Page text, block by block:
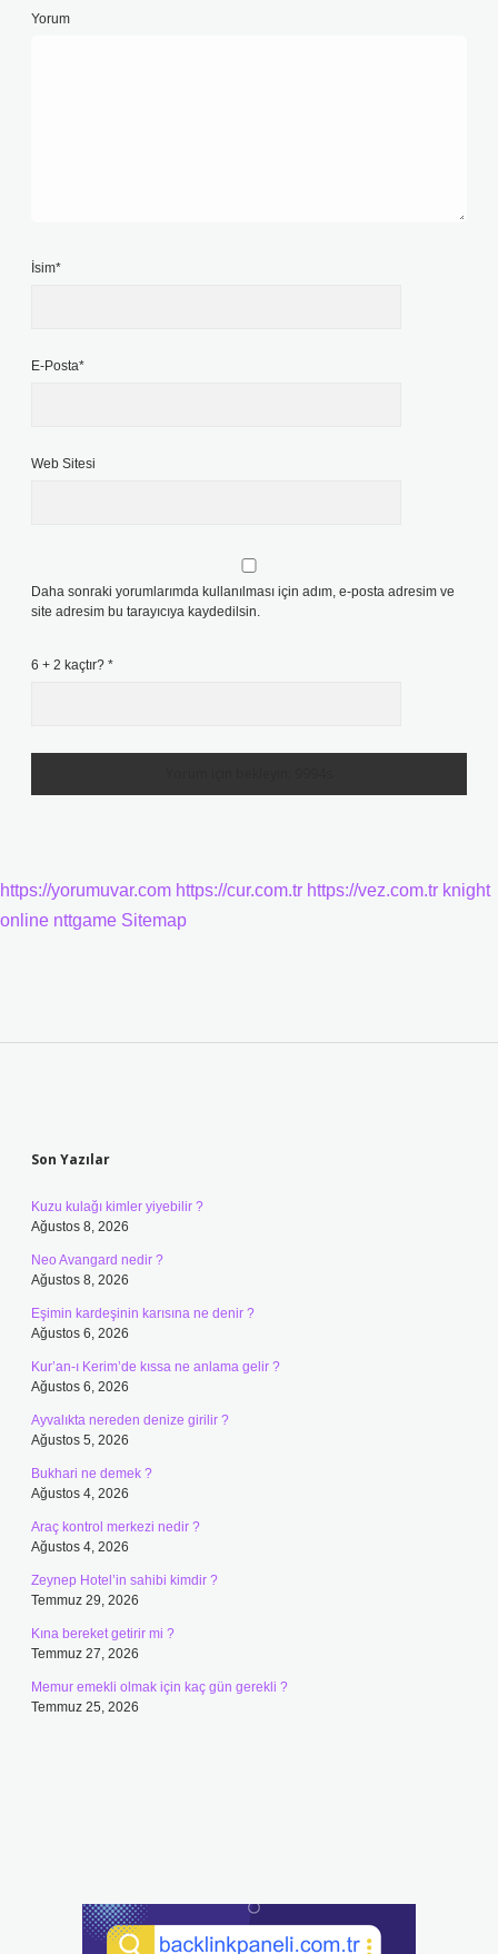
Yorum
İsim*
E-Posta*
Web Sitesi
Daha sonraki yorumlarımda kullanılması için adım, e-posta adresim ve
site adresim bu tarayıcıya kaydedilsin.
6 + 2 kaçtır? *
https://yorumuvar.com https://cur.com.tr https://vez.com.tr knight
online nttgame Sitemap
Son Yazılar
Kuzu kulağı kimler yiyebilir ?
Ağustos 8, 2026
Neo Avangard nedir ?
Ağustos 8, 2026
Eşimin kardeşinin karısına ne denir ?
Ağustos 6, 2026
Kur’an-ı Kerim’de kıssa ne anlama gelir ?
Ağustos 6, 2026
Ayvalıkta nereden denize girilir ?
Ağustos 5, 2026
Bukhari ne demek ?
Ağustos 4, 2026
Araç kontrol merkezi nedir ?
Ağustos 4, 2026
Zeynep Hotel’in sahibi kimdir ?
Temmuz 29, 2026
Kına bereket getirir mi ?
Temmuz 27, 2026
Memur emekli olmak için kaç gün gerekli ?
Temmuz 25, 2026